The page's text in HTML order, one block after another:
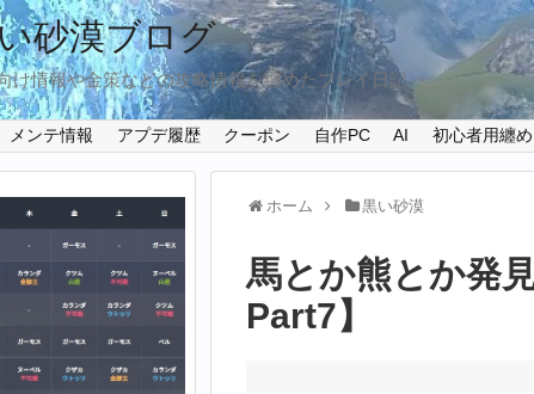
砂漠ブログ
け情報や金策などの攻略情報を纏めたプレイ日記
メンテ情報 アプデ履歴 クーポン 自作PC AI 初心者用纏め
ホーム 黒い砂漠
馬とか熊とか発
Part7】